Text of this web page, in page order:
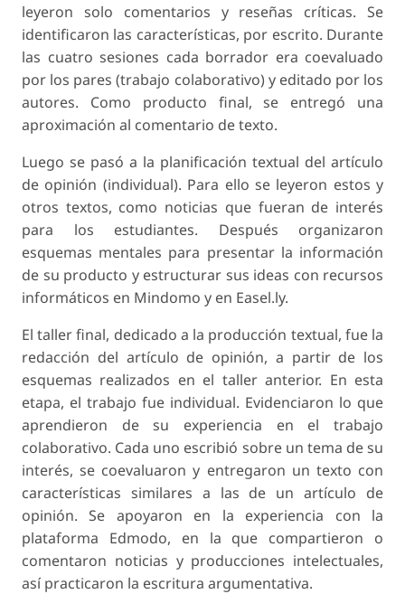
leyeron solo comentarios y reseñas críticas. Se
identificaron las características, por escrito. Durante
las cuatro sesiones cada borrador era coevaluado
por los pares (trabajo colaborativo) y editado por los
autores. Como producto final, se entregó una
aproximación al comentario de texto.
Luego se pasó a la planificación textual del artículo
de opinión (individual). Para ello se leyeron estos y
otros textos, como noticias que fueran de interés
para los estudiantes. Después organizaron
esquemas mentales para presentar la información
de su producto y estructurar sus ideas con recursos
informáticos en Mindomo y en Easel.ly.
El taller final, dedicado a la producción textual, fue la
redacción del artículo de opinión, a partir de los
esquemas realizados en el taller anterior. En esta
etapa, el trabajo fue individual. Evidenciaron lo que
aprendieron de su experiencia en el trabajo
colaborativo. Cada uno escribió sobre un tema de su
interés, se coevaluaron y entregaron un texto con
características similares a las de un artículo de
opinión. Se apoyaron en la experiencia con la
plataforma Edmodo, en la que compartieron o
comentaron noticias y producciones intelectuales,
así practicaron la escritura argumentativa.